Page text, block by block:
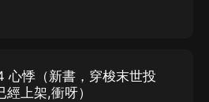
心悸（新書，穿梭末世投
上架,衝呀）